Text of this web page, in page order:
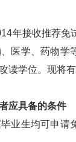
接收推荐免
医学、药物学
读学位。现将有
应具备的条件
生均可申请